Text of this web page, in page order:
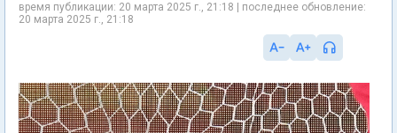
время публикации: 20 марта 2025 г., 21:18 | последнее обновление:
20 марта 2025 г., 21:18